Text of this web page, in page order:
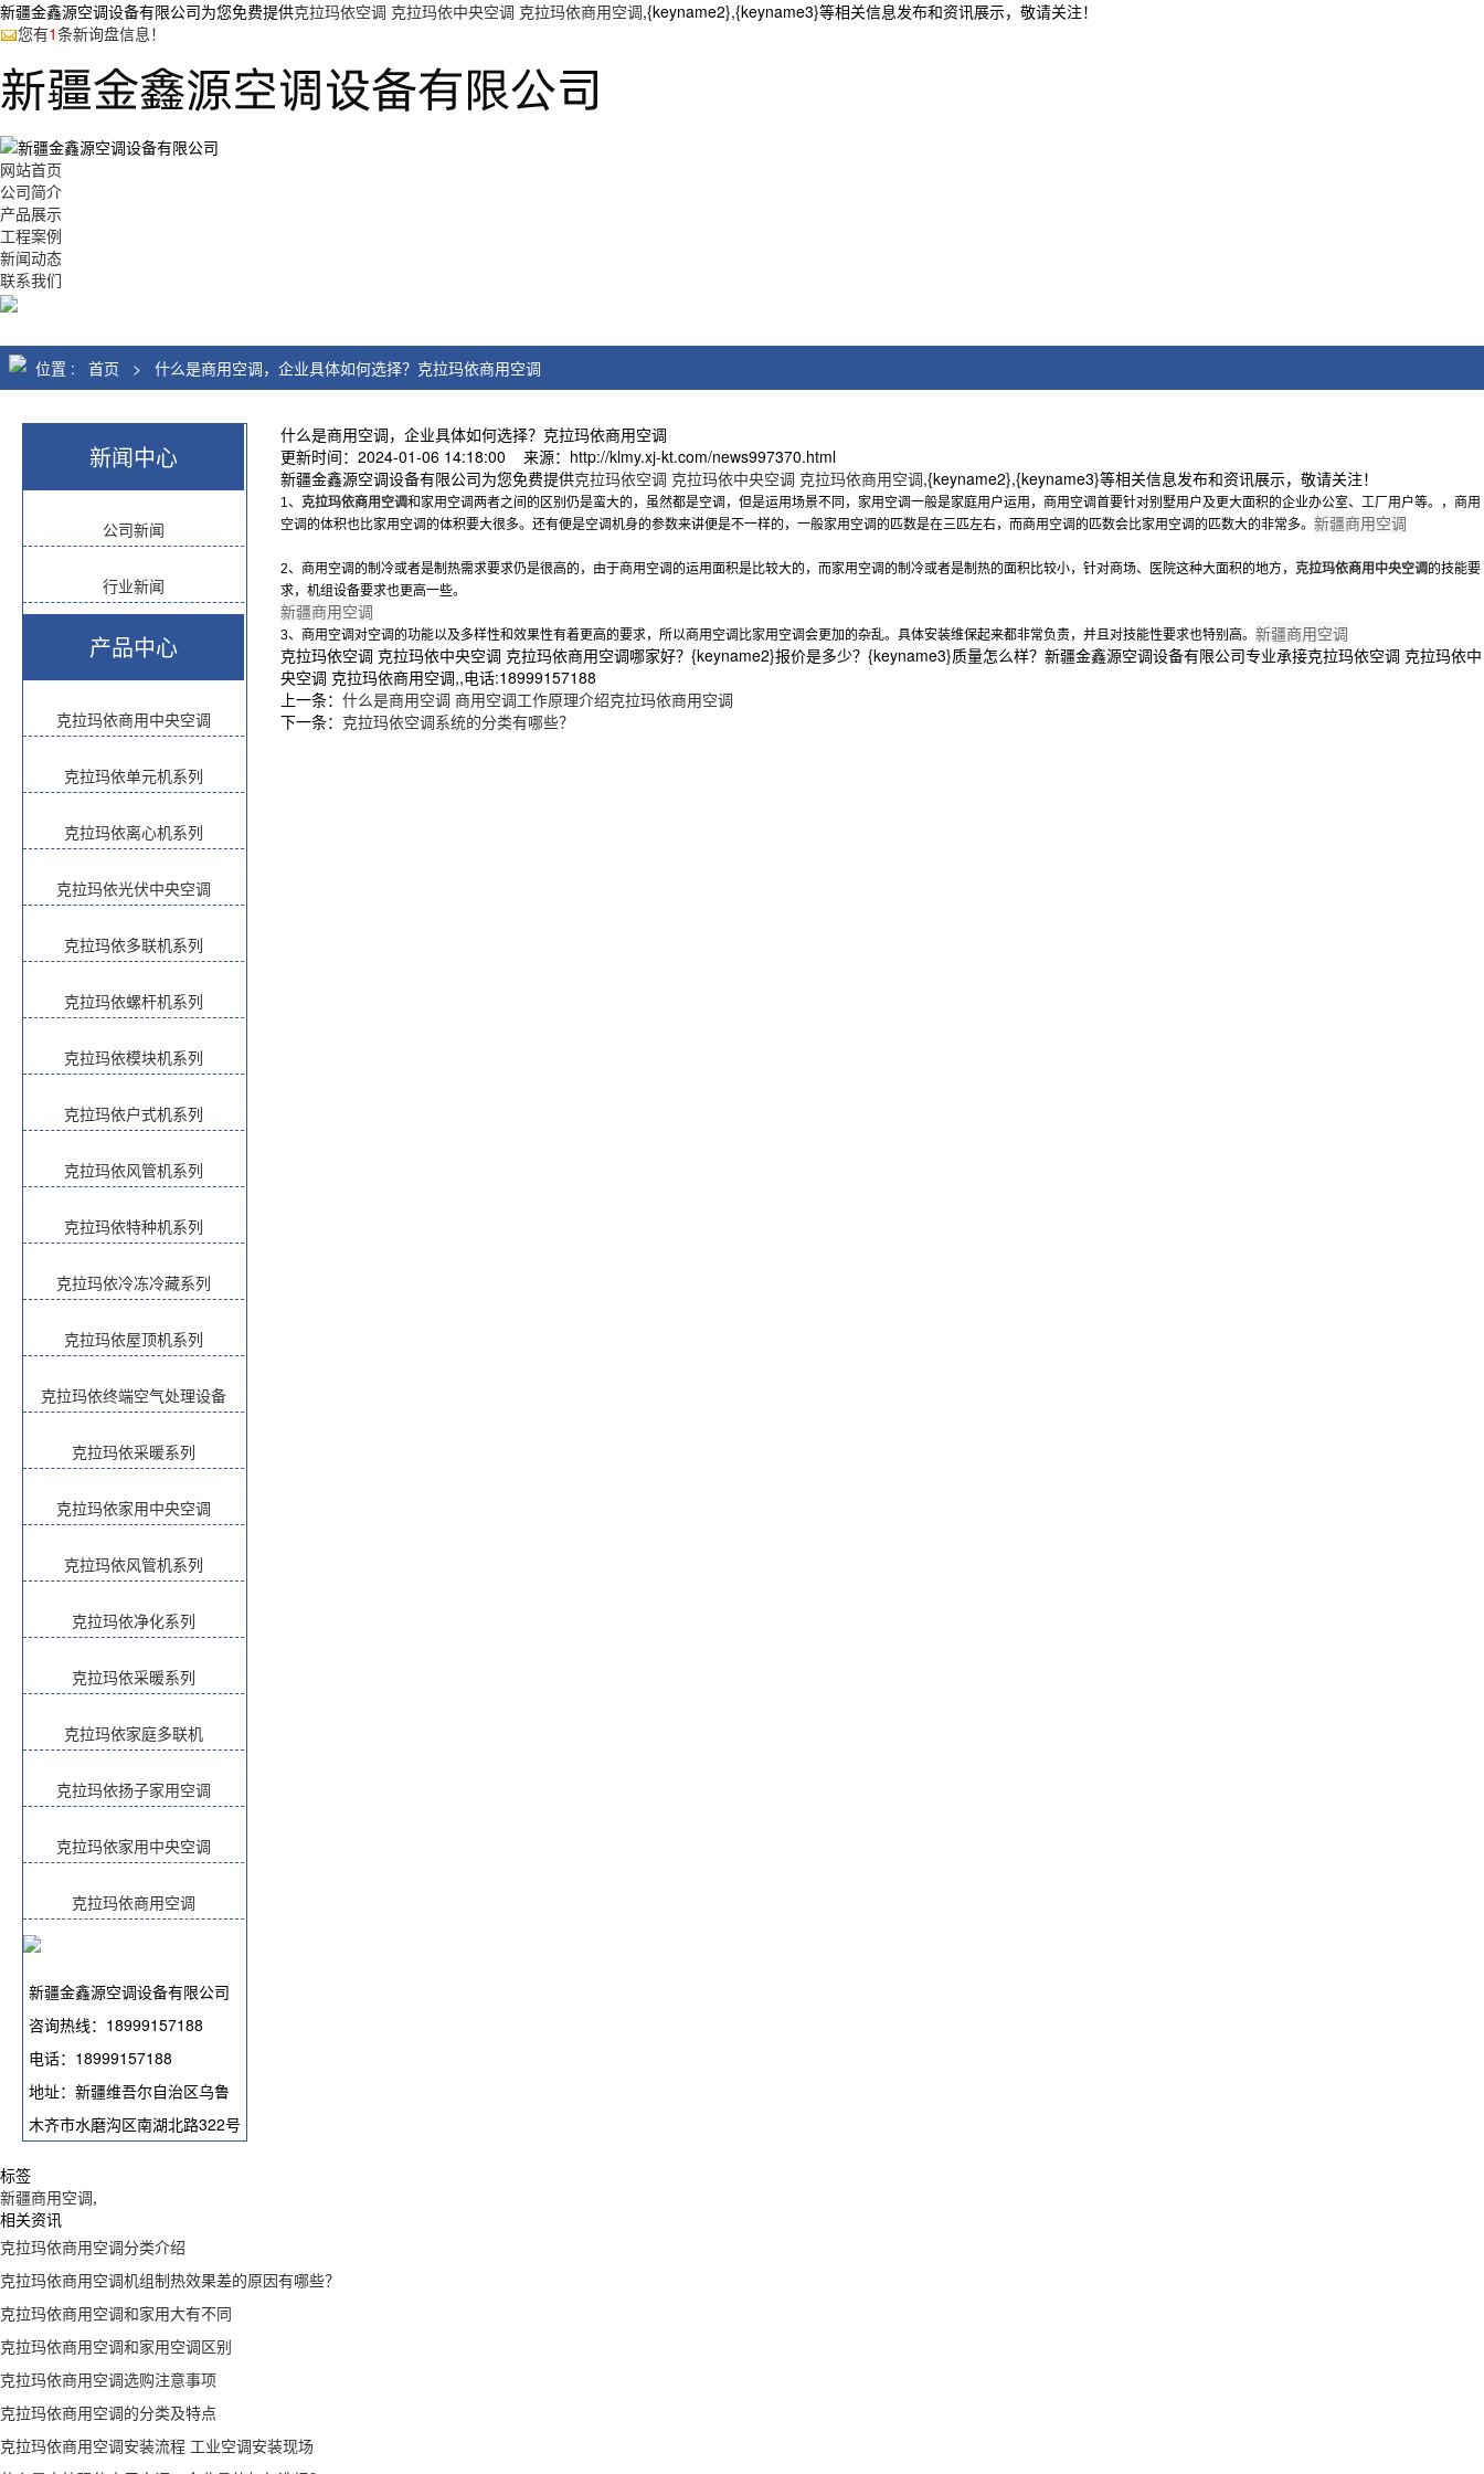
新疆金鑫源空调设备有限公司为您免费提供克拉玛依空调 克拉玛依中央空调 克拉玛依商用空调,{keyname2},{keyname3}等相关信息发布和资讯展示，敬请关注！
您有1条新询盘信息！
网站首页
公司简介
产品展示
工程案例
新闻动态
联系我们
位置 : 首页 > 什么是商用空调，企业具体如何选择？克拉玛依商用空调
新闻中心
公司新闻
行业新闻
产品中心
克拉玛依商用中央空调
克拉玛依单元机系列
克拉玛依离心机系列
克拉玛依光伏中央空调
克拉玛依多联机系列
克拉玛依螺杆机系列
克拉玛依模块机系列
克拉玛依户式机系列
克拉玛依风管机系列
克拉玛依特种机系列
克拉玛依冷冻冷藏系列
克拉玛依屋顶机系列
克拉玛依终端空气处理设备
克拉玛依采暖系列
克拉玛依家用中央空调
克拉玛依风管机系列
克拉玛依净化系列
克拉玛依采暖系列
克拉玛依家庭多联机
克拉玛依扬子家用空调
克拉玛依家用中央空调
克拉玛依商用空调
新疆金鑫源空调设备有限公司
咨询热线：18999157188
电话：18999157188
地址：新疆维吾尔自治区乌鲁
木齐市水磨沟区南湖北路322号
什么是商用空调，企业具体如何选择？克拉玛依商用空调
更新时间：2024-01-06 14:18:00 来源：http://klmy.xj-kt.com/news997370.html
新疆金鑫源空调设备有限公司为您免费提供克拉玛依空调 克拉玛依中央空调 克拉玛依商用空调,{keyname2},{keyname3}等相关信息发布和资讯展示，敬请关注！
1、 克拉玛依商用空调和家用空调两者之间的区别仍是蛮大的，虽然都是空调，但是运用场景不同，家用空调一般是家庭用户运用，商用空调首要针对别墅用户及更大面积的企业办公室、工厂用户等。，商用
空调的体积也比家用空调的体积要大很多。还有便是空调机身的参数来讲便是不一样的，一般家用空调的匹数是在三匹左右，而商用空调的匹数会比家用空调的匹数大的非常多。 新疆商用空调
2、商用空调的制冷或者是制热需求要求仍是很高的，由于商用空调的运用面积是比较大的，而家用空调的制冷或者是制热的面积比较小，针对商场、医院这种大面积的地方， 克拉玛依商用中央空调的技能要
求，机组设备要求也更高一些。
新疆商用空调
3、商用空调对空调的功能以及多样性和效果性有着更高的要求，所以商用空调比家用空调会更加的杂乱。具体安装维保起来都非常负责，并且对技能性要求也特别高。 新疆商用空调
克拉玛依空调 克拉玛依中央空调 克拉玛依商用空调哪家好？{keyname2}报价是多少？{keyname3}质量怎么样？新疆金鑫源空调设备有限公司专业承接克拉玛依空调 克拉玛依中
央空调 克拉玛依商用空调,,电话:18999157188
上一条： 什么是商用空调 商用空调工作原理介绍克拉玛依商用空调
下一条： 克拉玛依空调系统的分类有哪些？
标签
新疆商用空调,
相关资讯
克拉玛依商用空调分类介绍
克拉玛依商用空调机组制热效果差的原因有哪些？
克拉玛依商用空调和家用大有不同
克拉玛依商用空调和家用空调区别
克拉玛依商用空调选购注意事项
克拉玛依商用空调的分类及特点
克拉玛依商用空调安装流程 工业空调安装现场